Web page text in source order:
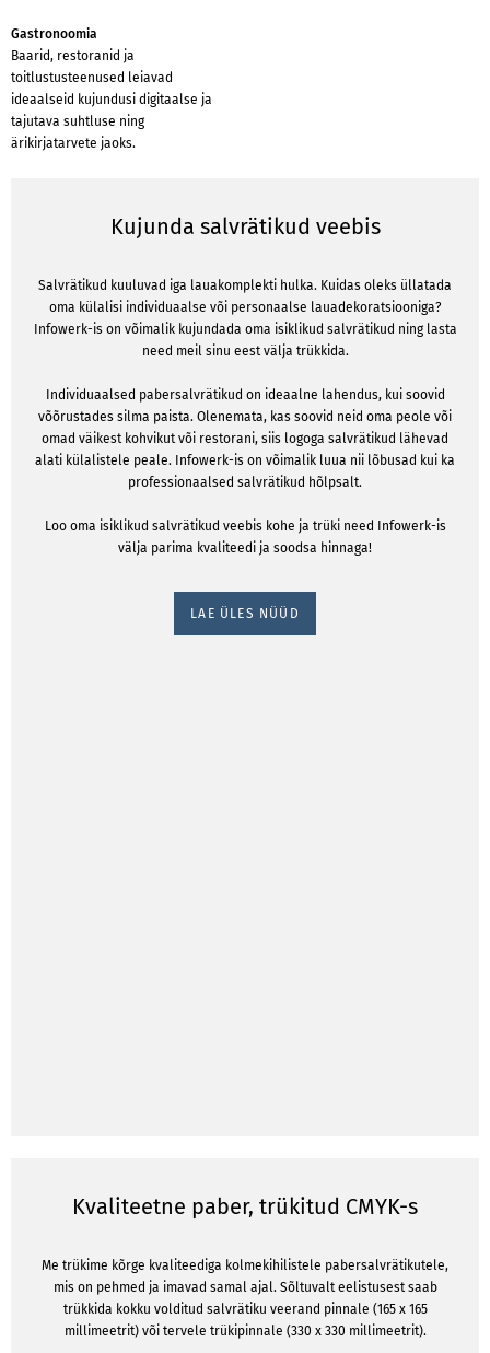
Gastronoomia
Baarid, restoranid ja
toitlustusteenused leiavad
ideaalseid kujundusi digitaalse ja
tajutava suhtluse ning
ärikirjatarvete jaoks.
Kujunda salvrätikud veebis
Salvrätikud kuuluvad iga lauakomplekti hulka. Kuidas oleks üllatada
oma külalisi individuaalse või personaalse lauadekoratsiooniga?
Infowerk-is on võimalik kujundada oma isiklikud salvrätikud ning lasta
need meil sinu eest välja trükkida.
Individuaalsed pabersalvrätikud on ideaalne lahendus, kui soovid
võõrustades silma paista. Olenemata, kas soovid neid oma peole või
omad väikest kohvikut või restorani, siis logoga salvrätikud lähevad
alati külalistele peale. Infowerk-is on võimalik luua nii lõbusad kui ka
professionaalsed salvrätikud hõlpsalt.
Loo oma isiklikud salvrätikud veebis kohe ja trüki need Infowerk-is
välja parima kvaliteedi ja soodsa hinnaga!
LAE ÜLES NÜÜD
Kvaliteetne paber, trükitud CMYK-s
Me trükime kõrge kvaliteediga kolmekihilistele pabersalvrätikutele,
mis on pehmed ja imavad samal ajal. Sõltuvalt eelistusest saab
trükkida kokku volditud salvrätiku veerand pinnale (165 x 165
millimeetrit) või tervele trükipinnale (330 x 330 millimeetrit).